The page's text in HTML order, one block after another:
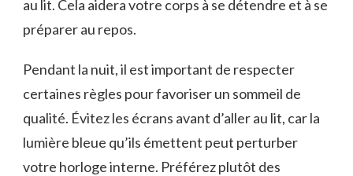
au lit. Cela aidera votre corps ⁤à se détendre et à se
préparer au repos.
Pendant la nuit, il est important de respecter
certaines règles pour favoriser un sommeil de
qualité. Évitez les écrans avant d’aller au ‍lit, car la
lumière ‌bleue ‌qu’ils émettent peut perturber
votre ⁤horloge interne. ‍Préférez plutôt des